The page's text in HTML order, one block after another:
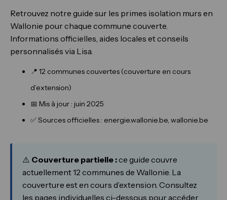
Retrouvez notre guide sur les primes isolation murs en
Wallonie pour chaque commune couverte.
Informations officielles, aides locales et conseils
personnalisés via Lisa.
📍 12 communes couvertes (couverture en cours
d’extension)
📅 Mis à jour : juin 2025
✅ Sources officielles : energie.wallonie.be, wallonie.be
⚠️ Couverture partielle :ce guide couvre
actuellement 12 communes de Wallonie. La
couverture est en cours d’extension. Consultez
les pages individuelles ci-dessous pour accéder